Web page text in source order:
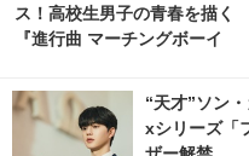
ス！高校生男子の青春を描く
『進行曲 マーチングボーイ
“天才”ソン
xシリーズ「